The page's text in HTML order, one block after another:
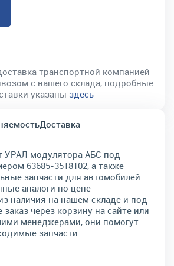
транспортной компанией
с нашего склада, подробные
указаны здесь
Доставка
УРАЛ модулятора АБС под
63685-3518102, а также
запчасти для автомобилей
аналоги по цене
наличия на нашем складе и под
через корзину на сайте или
менеджерами, они помогут
запчасти.